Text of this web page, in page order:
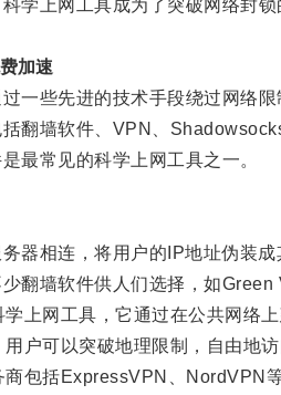
上网工具成为了突破网络封锁
加速
些先进的技术手段绕过网络限
墙软件、VPN、Shadowsocks
常见的科学上网工具之一。
相连，将用户的IP地址伪装成
墙软件供人们选择，如Green
网工具，它通过在公共网络上
可以突破地理限制，自由地访
括ExpressVPN、NordVPN等